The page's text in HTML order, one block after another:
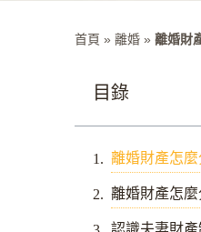
首頁 » 離婚 » 離婚財
目錄
離婚財產怎
離婚財產怎麼
認識夫妻財